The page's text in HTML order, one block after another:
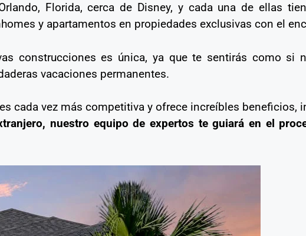
Florida, cerca de Disney, y cada una de ellas
y apartamentos en propiedades exclusivas con el
construcciones es única, ya que te sentirás como si
vacaciones permanentes.
cada vez más competitiva y ofrece increíbles beneficios,
nuestro equipo de expertos te guiará en el